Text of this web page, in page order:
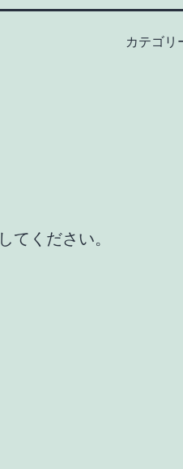
カテゴリ
してください。